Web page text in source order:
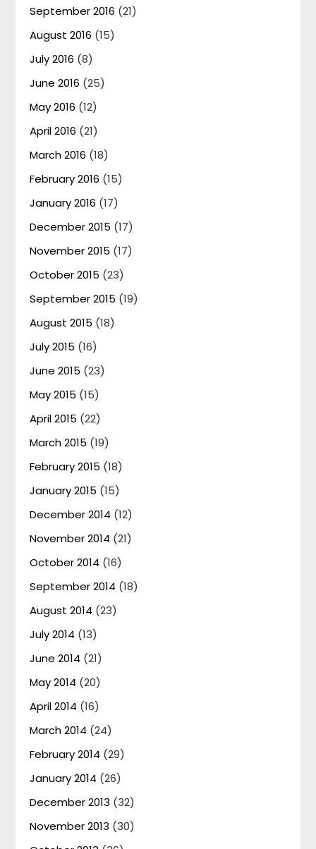
September 2016 (21)
August 2016 (15)
July 2016 (8)
June 2016 (25)
May 2016 (12)
April 2016 (21)
March 2016 (18)
February 2016 (15)
January 2016 (17)
December 2015 (17)
November 2015 (17)
October 2015 (23)
September 2015 (19)
August 2015 (18)
July 2015 (16)
June 2015 (23)
May 2015 (15)
April 2015 (22)
March 2015 (19)
February 2015 (18)
January 2015 (15)
December 2014 (12)
November 2014 (21)
October 2014 (16)
September 2014 (18)
August 2014 (23)
July 2014 (13)
June 2014 (21)
May 2014 (20)
April 2014 (16)
March 2014 (24)
February 2014 (29)
January 2014 (26)
December 2013 (32)
November 2013 (30)